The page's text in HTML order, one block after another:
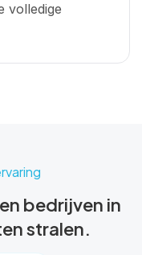
volledige
bedrijven in
stralen.